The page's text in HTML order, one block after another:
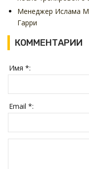
Менеджер Ислама
Гарри
КОММЕНТАРИИ
Имя *:
Email *: